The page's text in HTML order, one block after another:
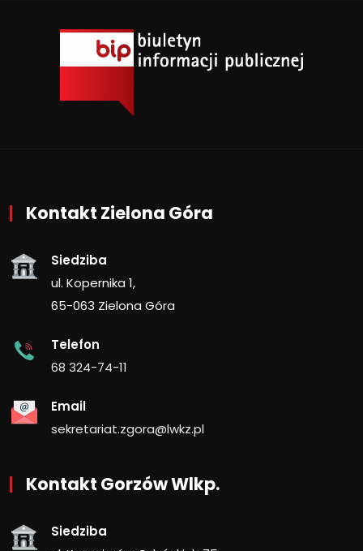
Kontakt Zielona Góra
Siedziba
ul. Kopernika 1,
65-063 Zielona Góra
Telefon
68 324-74-11
Email
sekretariat.zgora@lwkz.pl
Kontakt Gorzów Wlkp.
Siedziba